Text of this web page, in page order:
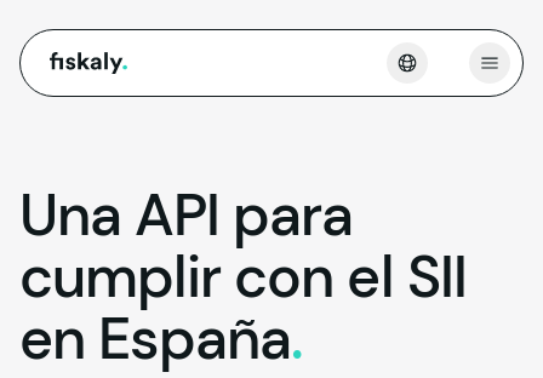
fiskaly. Abrir
Una API para
cumplir con el SII
en España.